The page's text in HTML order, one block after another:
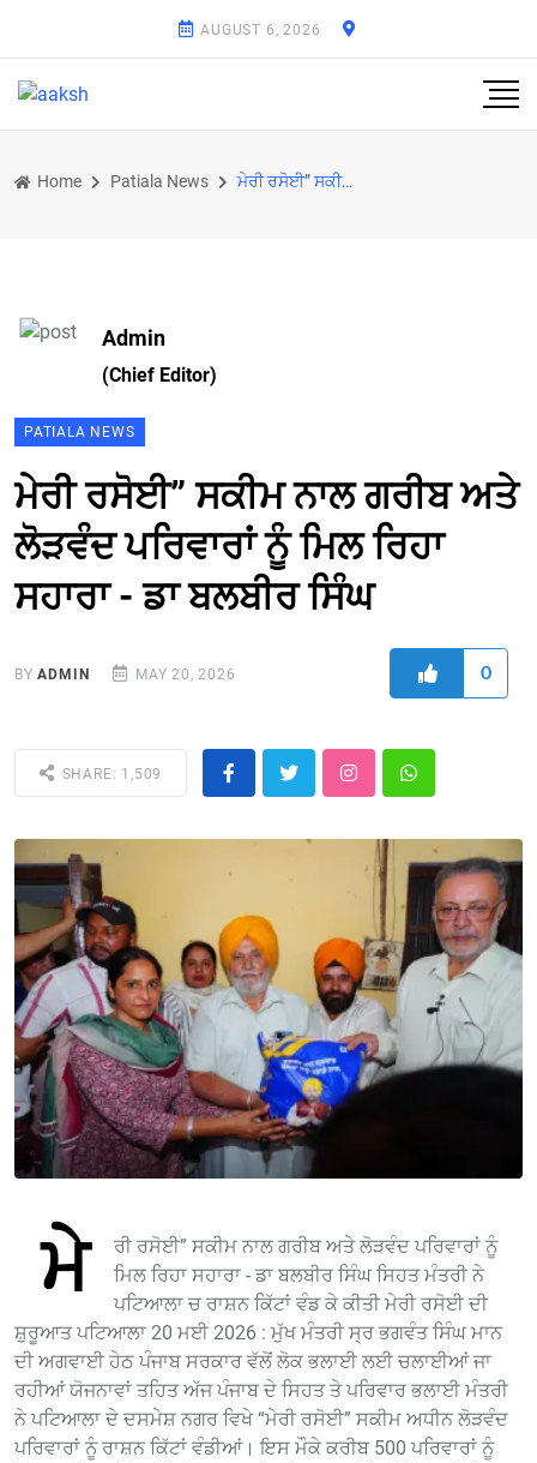
AUGUST 6, 2026
Home Patiala News ਮੇਰੀ ਰਸੋਈ” ਸਕੀਮ ਨਾਲ ਗਰੀਬ ਅਤੇ ਲੋੜਵੰਦ ਪਰਿਵਾਰਾਂ ਨੂੰ ਮਿਲ ਰਿਹਾ ਸਹਾਰਾ - ਡਾ ਬਲਬੀਰ ਸਿੰਘ
Admin
(Chief Editor)
PATIALA NEWS
ਮੇਰੀ ਰਸੋਈ” ਸਕੀਮ ਨਾਲ ਗਰੀਬ ਅਤੇ
ਲੋੜਵੰਦ ਪਰਿਵਾਰਾਂ ਨੂੰ ਮਿਲ ਰਿਹਾ
ਸਹਾਰਾ - ਡਾ ਬਲਬੀਰ ਸਿੰਘ
BYADMIN MAY 20, 2026 0
SHARE: 1,509
ਮੇ
ਰੀ ਰਸੋਈ” ਸਕੀਮ ਨਾਲ ਗਰੀਬ ਅਤੇ ਲੋੜਵੰਦ ਪਰਿਵਾਰਾਂ ਨੂੰ
ਮਿਲ ਰਿਹਾ ਸਹਾਰਾ - ਡਾ ਬਲਬੀਰ ਸਿੰਘ ਸਿਹਤ ਮੰਤਰੀ ਨੇ
ਪਟਿਆਲਾ ਚ ਰਾਸ਼ਨ ਕਿੱਟਾਂ ਵੰਡ ਕੇ ਕੀਤੀ ਮੇਰੀ ਰਸੋਈ ਦੀ
ਸ਼ੁਰੂਆਤ ਪਟਿਆਲਾ 20 ਮਈ 2026 : ਮੁੱਖ ਮੰਤਰੀ ਸ੍ਰ ਭਗਵੰਤ ਸਿੰਘ ਮਾਨ
ਦੀ ਅਗਵਾਈ ਹੇਠ ਪੰਜਾਬ ਸਰਕਾਰ ਵੱਲੋਂ ਲੋਕ ਭਲਾਈ ਲਈ ਚਲਾਈਆਂ ਜਾ
ਰਹੀਆਂ ਯੋਜਨਾਵਾਂ ਤਹਿਤ ਅੱਜ ਪੰਜਾਬ ਦੇ ਸਿਹਤ ਤੇ ਪਰਿਵਾਰ ਭਲਾਈ ਮੰਤਰੀ
ਨੇ ਪਟਿਆਲਾ ਦੇ ਦਸਮੇਸ਼ ਨਗਰ ਵਿਖੇ “ਮੇਰੀ ਰਸੋਈ” ਸਕੀਮ ਅਧੀਨ ਲੋੜਵੰਦ
ਪਰਿਵਾਰਾਂ ਨੂੰ ਰਾਸ਼ਨ ਕਿੱਟਾਂ ਵੰਡੀਆਂ। ਇਸ ਮੌਕੇ ਕਰੀਬ 500 ਪਰਿਵਾਰਾਂ ਨੂੰ